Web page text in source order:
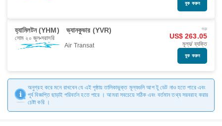
বুক করুন
হ্যামিলটন (YHM) ভ্যানকুভার (YVR)
সোম ২০ জুল সরাসরি
Air Transat
শুরু
US$ 263.05
মূল্য/ ব্যক্তি
বুক করুন
অনুগ্রহ করে মনে রাখবেন যে এই পৃষ্ঠায় তালিকাভুক্ত মূল্যগুলি আপ টু ডেট নাও হতে পারে এবং
পূর্ব বিজ্ঞপ্তি ছাড়াই পরিবর্তন হতে পারে । আমরা সবচেয়ে সঠিক এবং বর্তমান তথ্য সরবরাহ করার
চেষ্টা করি ।